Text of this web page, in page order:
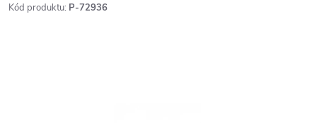
Kód produktu: P-72936